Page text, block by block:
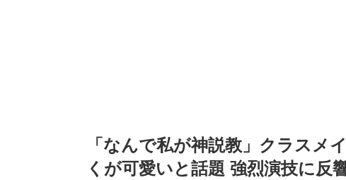
「なんで私が神説教」クラスメ
くが可愛いと話題 強烈演技に反